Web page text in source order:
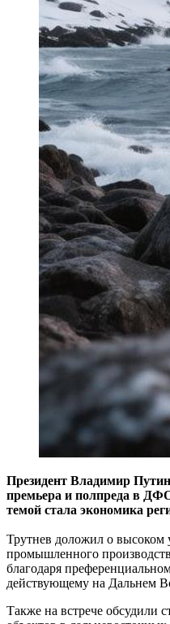
Президент Владимир
премьера и полпреда в
темой стала экономика
Трутнев доложил о высоком
промышленного
благодаря
действующему на Дальнем
Также на встрече обсудили